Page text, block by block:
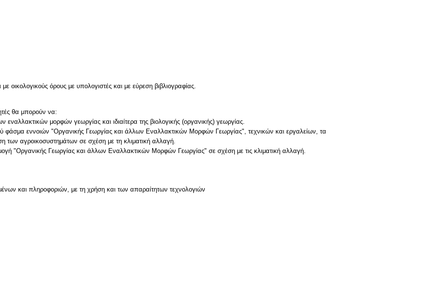
με οικολογικούς όρους με υπολογιστές και με εύρεση βιβλιογραφίας.
θα μπορούν να:
εναλλακτικών μορφών γεωργίας και ιδιαίτερα της βιολογικής (οργανικής) γεωργίας.
φάσμα εννοιών "Οργανικής Γεωργίας και άλλων Εναλλακτικών Μορφών Γεωργίας", τεχνικών και εργαλείων, τα
των αγροικοσυστημάτων σε σχέση με τη κλιματική αλλαγή.
"Οργανικής Γεωργίας και άλλων Εναλλακτικών Μορφών Γεωργίας" σε σχέση με τις κλιματική αλλαγή.
και πληροφοριών, με τη χρήση και των απαραίτητων τεχνολογιών